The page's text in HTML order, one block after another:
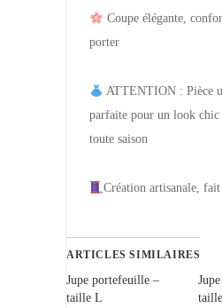
Coupe élégante,
porter
ATTENTION : Pièce
parfaite pour un look
toute saison
Création artisanale,
ARTICLES SIMILAIRES
Jupe portefeuille –
taille L